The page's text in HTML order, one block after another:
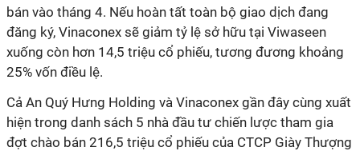
bán vào tháng 4. Nếu hoàn tất toàn bộ giao dịch đang
đăng ký, Vinaconex sẽ giảm tỷ lệ sở hữu tại Viwaseen
xuống còn hơn 14,5 triệu cổ phiếu, tương đương khoảng
25% vốn điều lệ.
Cả An Quý Hưng Holding và Vinaconex gần đây cùng xuất
hiện trong danh sách 5 nhà đầu tư chiến lược tham gia
đợt chào bán 216,5 triệu cổ phiếu của CTCP Giày Thượng